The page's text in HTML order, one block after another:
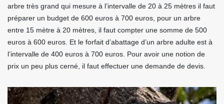
arbre très grand qui mesure à l’intervalle de 20 à 25 mètres il faut
préparer un budget de 600 euros à 700 euros, pour un arbre
entre 15 mètre à 20 mètres, il faut compter une somme de 500
euros à 600 euros. Et le forfait d’abattage d’un arbre adulte est à
l’intervalle de 400 euros à 700 euros. Pour avoir une notion de
prix un peu plus cerné, il faut effectuer une demande de devis.